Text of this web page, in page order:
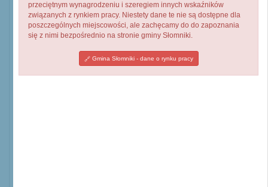
przeciętnym wynagrodzeniu i szeregiem innych wskaźników
związanych z rynkiem pracy. Niestety dane te nie są dostępne dla
poszczególnych miejscowości, ale zachęcamy do do zapoznania
się z nimi bezpośrednio na stronie gminy Słomniki.
Gmina Słomniki - dane o rynku pracy